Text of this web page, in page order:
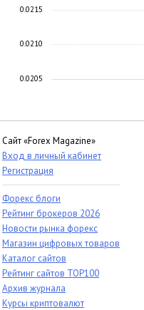
0.0205
0.0210
0.0215
Сайт «Forex Magazine»
Вход в личный кабинет
Регистрация
Форекс блоги
Рейтинг брокеров 2026
Новости рынка форекс
Магазин цифровых товаров
Каталог сайтов
Рейтинг сайтов TOP100
Архив журнала
Курсы криптовалют